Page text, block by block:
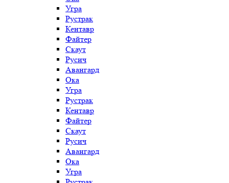
Угра
Рустрак
Кентавр
Файтер
Скаут
Русич
Авангард
Ока
Угра
Рустрак
Кентавр
Файтер
Скаут
Русич
Авангард
Ока
Угра